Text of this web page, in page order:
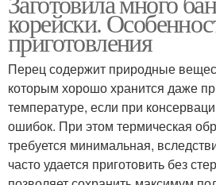
корейски.
приготовления
Перец содержит природные
которым хорошо хранится даже
температуре, если при
ошибок. При этом термическая
требуется минимальная,
часто удается приготовить без